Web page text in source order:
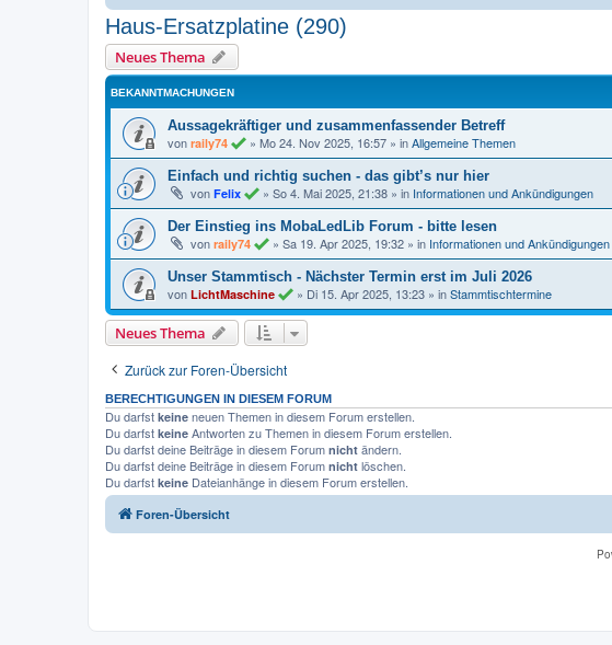
Haus-Ersatzplatine (290)
Neues Thema
BEKANNTMACHUNGEN
Aussagekräftiger und zusammenfassender Betreff
von raily74 » Mo 24. Nov 2025, 16:57 » inAllgemeine Themen
Einfach und richtig suchen - das gibt’s nur hier
von Felix » So 4. Mai 2025, 21:38 » in Informationen und Ankündigungen
Der Einstieg ins MobaLedLib Forum - bitte lesen
von raily74 » Sa 19. Apr 2025, 19:32 » in Informationen und Ankündigungen
Unser Stammtisch - Nächster Termin erst im Juli 2026
von LichtMaschine » Di 15. Apr 2025, 13:23 » inStammtischtermine
Neues Thema
Zurück zur Foren-Übersicht
BERECHTIGUNGEN IN DIESEM FORUM
Du darfst keine neuen Themen in diesem Forum erstellen.
Du darfst keine Antworten zu Themen in diesem Forum erstellen.
Du darfst deine Beiträge in diesem Forum nicht ändern.
Du darfst deine Beiträge in diesem Forum nicht löschen.
Du darfst keine Dateianhänge in diesem Forum erstellen.
Foren-Übersicht